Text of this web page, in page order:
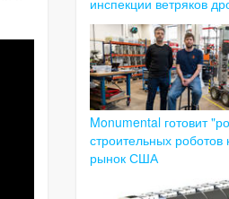
Monumental готовит
строительных роботов
рынок США